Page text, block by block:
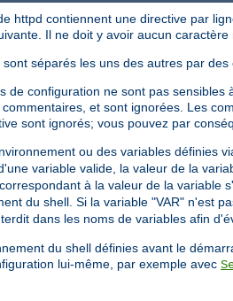
httpd contiennent une directive par
Il ne doit y avoir aucun
séparés les uns des autres par
de configuration ne sont pas
et sont ignorées. Les
sont ignorés; vous pouvez par
ou des variables définies
d'une variable valide, la valeur de la
à la valeur de la variable
du shell. Si la variable "VAR" n'est
dans les noms de variables afin
du shell définies avant le
lui-même, par exemple avec